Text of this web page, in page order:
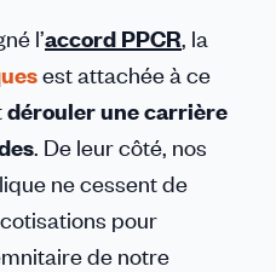
l’accord PPCR, la
est attachée à ce
dérouler une carrière
. De leur côté, nos
ne cessent de
pour
de notre